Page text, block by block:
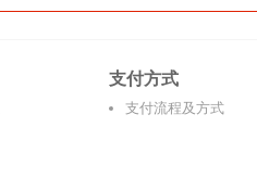
支付方式
支付流程及方式